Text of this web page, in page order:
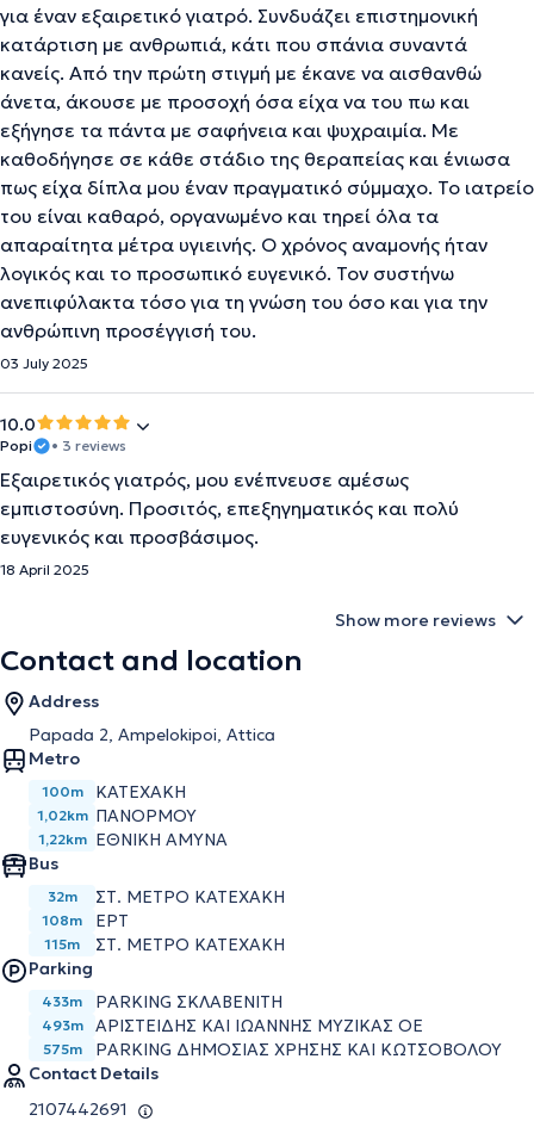
για έναν εξαιρετικό γιατρό. Συνδυάζει επιστημονική
κατάρτιση με ανθρωπιά, κάτι που σπάνια συναντά
κανείς. Από την πρώτη στιγμή με έκανε να αισθανθώ
άνετα, άκουσε με προσοχή όσα είχα να του πω και
εξήγησε τα πάντα με σαφήνεια και ψυχραιμία. Με
καθοδήγησε σε κάθε στάδιο της θεραπείας και ένιωσα
πως είχα δίπλα μου έναν πραγματικό σύμμαχο. Το ιατρείο
του είναι καθαρό, οργανωμένο και τηρεί όλα τα
απαραίτητα μέτρα υγιεινής. Ο χρόνος αναμονής ήταν
λογικός και το προσωπικό ευγενικό. Τον συστήνω
ανεπιφύλακτα τόσο για τη γνώση του όσο και για την
ανθρώπινη προσέγγισή του.
03 July 2025
10.0
Popi • 3 reviews
Εξαιρετικός γιατρός, μου ενέπνευσε αμέσως
εμπιστοσύνη. Προσιτός, επεξηγηματικός και πολύ
ευγενικός και προσβάσιμος.
18 April 2025
Show more reviews
Contact and location
Address
Papada 2, Ampelokipoi, Attica
Metro
100m ΚΑΤΕΧΑΚΗ
1,02km ΠΑΝΟΡΜΟΥ
1,22km ΕΘΝΙΚΗ ΑΜΥΝΑ
Bus
32m ΣΤ. ΜΕΤΡΟ ΚΑΤΕΧΑΚΗ
108m ΕΡΤ
115m
ΣΤ. ΜΕΤΡΟ ΚΑΤΕΧΑΚΗ
Parking
433m PARKING ΣΚΛΑΒΕΝΙΤΗ
493m ΑΡΙΣΤΕΙΔΗΣ ΚΑΙ ΙΩΑΝΝΗΣ ΜΥΖΙΚΑΣ ΟΕ
575m
PARKING ΔΗΜΟΣΙΑΣ ΧΡΗΣΗΣ ΚΑΙ ΚΩΤΣΟΒΟΛΟΥ
Contact Details
2107442691